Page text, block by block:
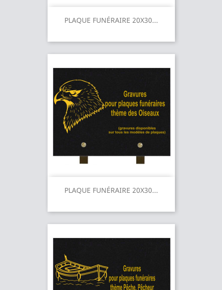
PLAQUE FUNÉRAIRE 20X30...
PLAQUE FUNÉRAIRE 20X30...